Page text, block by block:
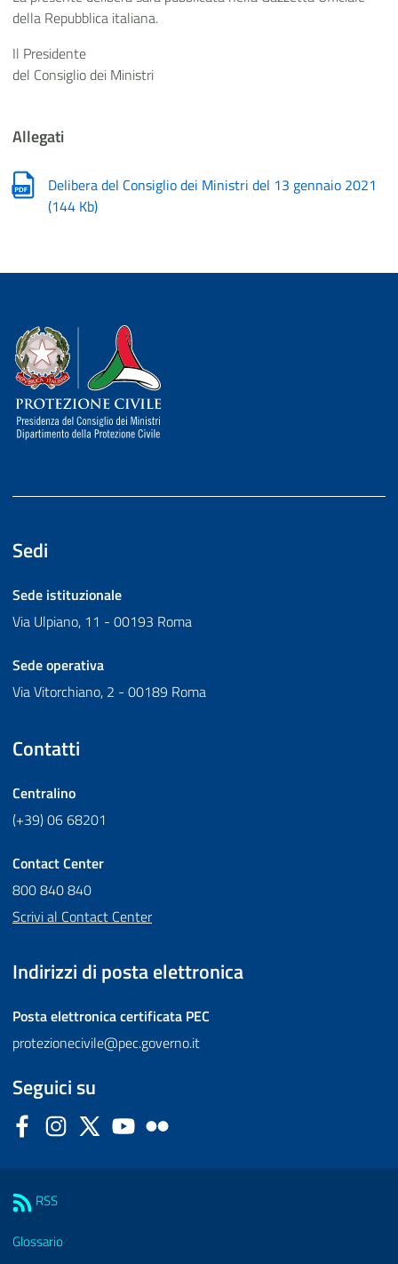
della Repubblica italiana.
Il Presidente
del Consiglio dei Ministri
Allegati
Delibera del Consiglio dei Ministri del 13 gennaio 2021
(144 Kb)
Dipartimento della Protezione Civile
Sedi
Sede istituzionale
Via Ulpiano, 11 - 00193 Roma
Sede operativa
Via Vitorchiano, 2 - 00189 Roma
Contatti
Centralino
(+39) 06 68201
Contact Center
800 840 840
Scrivi al Contact Center
Indirizzi di posta elettronica
Posta elettronica certificata PEC
protezionecivile@pec.governo.it
Seguici su
FacebookInstagram
Twitter YouTube
RSS
Glossario